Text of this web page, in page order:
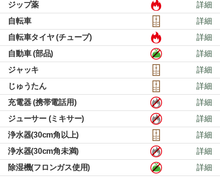
ジップ薬
詳細
自転車
詳細
自転車タイヤ (チューブ)
詳細
自動車 (部品)
詳細
ジャッキ
詳細
じゅうたん
詳細
充電器 (携帯電話用)
詳細
ジューサー (ミキサー)
詳細
浄水器(30cm角以上)
詳細
浄水器(30cm角未満)
詳細
除湿機(フロンガス使用)
詳細